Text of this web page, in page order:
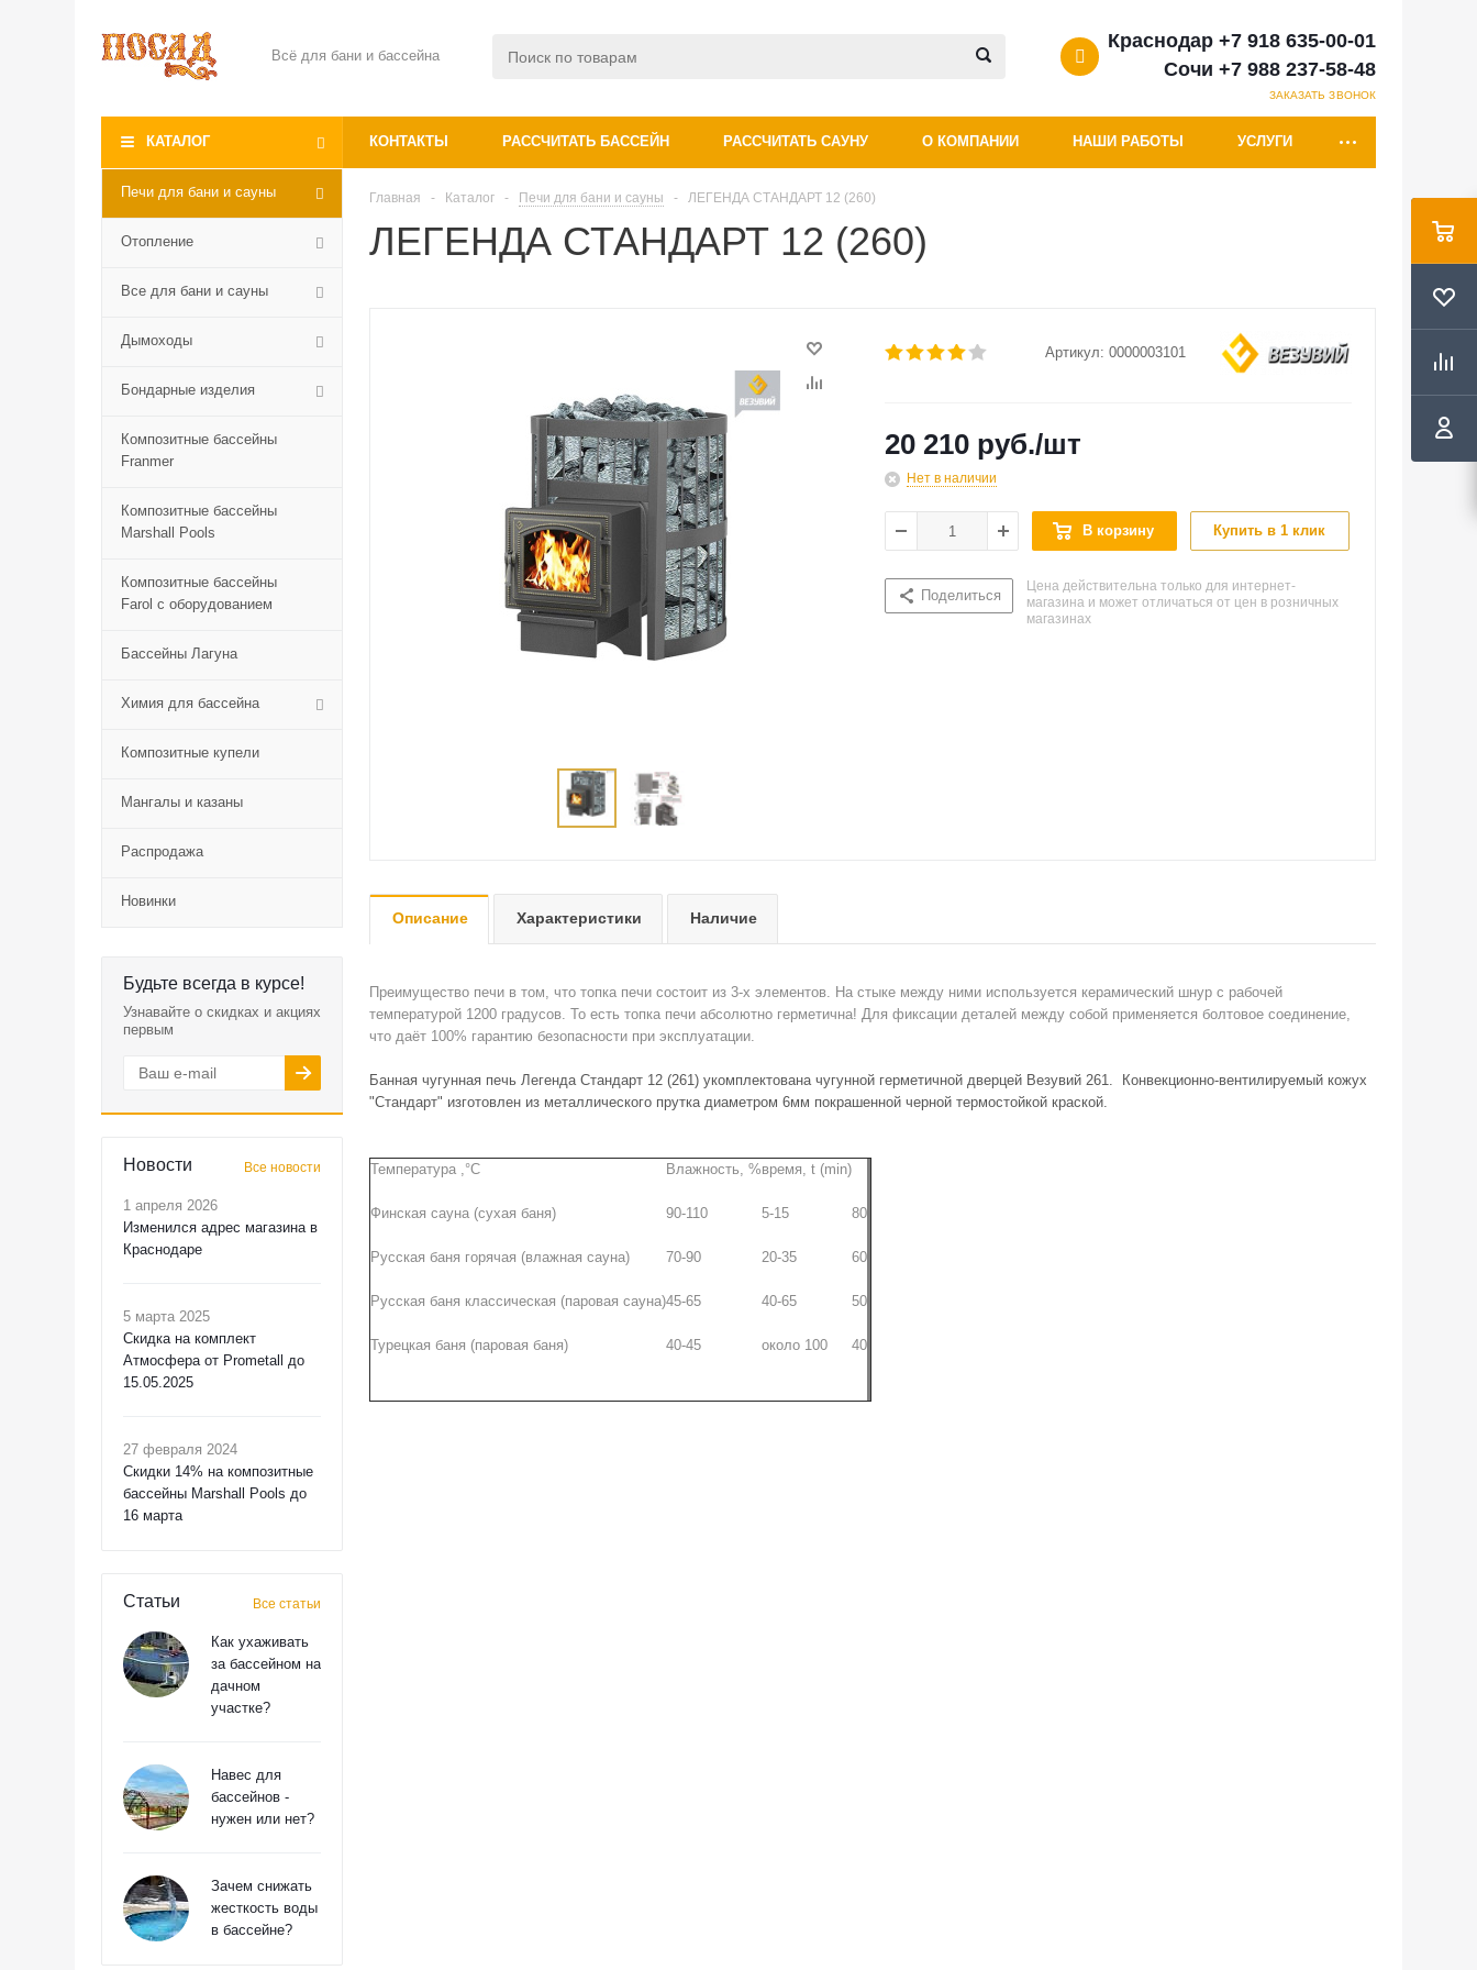
Всё для бани и бассейна
Краснодар +7 918 635-00-01
Сочи +7 988 237-58-48
ЗАКАЗАТЬ ЗВОНОК
КАТАЛОГ КОНТАКТЫ РАССЧИТАТЬ БАССЕЙН РАССЧИТАТЬ САУНУ О КОМПАНИИ НАШИ РАБОТЫ УСЛУГИ
Печи для бани и сауны
Отопление
Все для бани и сауны
Дымоходы
Бондарные изделия
Композитные бассейны
Franmer
Композитные бассейны
Marshall Pools
Композитные бассейны
Farol с оборудованием
Бассейны Лагуна
Химия для бассейна
Композитные купели
Мангалы и казаны
Распродажа
Новинки
Будьте всегда в курсе!
Узнавайте о скидках и акциях
первым
Новости Все новости
1 апреля 2026
Изменился адрес магазина в
Краснодаре
5 марта 2025
Скидка на комплект
Атмосфера от Prometall до
15.05.2025
27 февраля 2024
Скидки 14% на композитные
бассейны Marshall Pools до
16 марта
Статьи Все статьи
Как ухаживать
за бассейном на
дачном
участке?
Навес для
бассейнов -
нужен или нет?
Зачем снижать
жесткость воды
в бассейне?
Главная - Каталог - Печи для бани и сауны - ЛЕГЕНДА СТАНДАРТ 12 (260)
ЛЕГЕНДА СТАНДАРТ 12 (260)
Артикул: 0000003101
20 210 руб./шт
Нет в наличии
В корзину Купить в 1 клик
Поделиться
Цена действительна только для интернет-
магазина и может отличаться от цен в розничных
магазинах
Описание Характеристики Наличие
Преимущество печи в том, что топка печи состоит из 3-х элементов. На стыке между ними используется керамический шнур с рабочей
температурой 1200 градусов. То есть топка печи абсолютно герметична! Для фиксации деталей между собой применяется болтовое соединение,
что даёт 100% гарантию безопасности при эксплуатации.
Банная чугунная печь Легенда Стандарт 12 (261) укомплектована чугунной герметичной дверцей Везувий 261. Конвекционно-вентилируемый кожух
"Стандарт" изготовлен из металлического прутка диаметром 6мм покрашенной черной термостойкой краской.
Температура ,°С Влажность, %время, t (min)
Финская сауна (сухая баня) 90-110 5-15 80
Русская баня горячая (влажная сауна) 70-90 20-35 60
Русская баня классическая (паровая сауна)45-65 40-65 50
Турецкая баня (паровая баня) 40-45 около 100 40